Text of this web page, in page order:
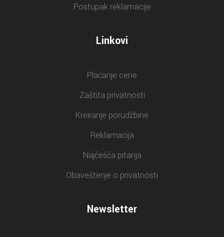
Postupak reklamacije
Linkovi
Plaćanje cene
Zaštita privatnosti
Kreiranje porudžbine
Reklamacija
Najčešća pitanja
Obaveštenje o privatnosti
Newsletter